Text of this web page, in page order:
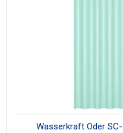
Wasserkraft Oder